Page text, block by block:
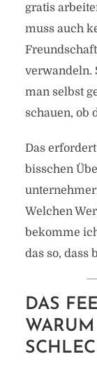
gratis
muss auch
verwandeln.
man selbst
schauen, ob
Das
bisschen
Welchen
bekomme
das so, dass
DAS